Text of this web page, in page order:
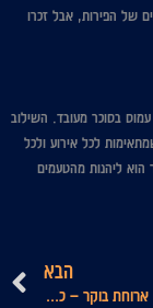
של הפירות, אבל זכרו
בסוכר מעובד. השילוב
לכל אירוע ולכל
ליהנות מהטעמים
הבא
יום כיף במלון עם ארוחת בוקר – כל מה שצריך לדעת לפני שמזמינים